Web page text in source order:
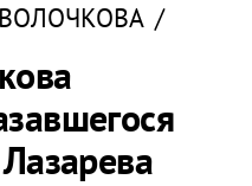
ВОЛОЧКОВА /